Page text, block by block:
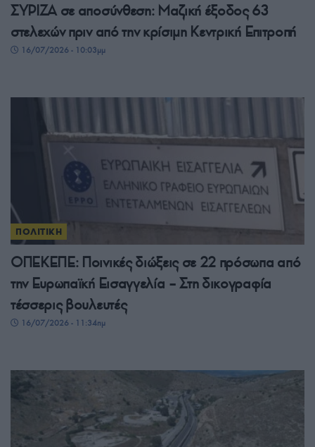
ΣΥΡΙΖΑ σε αποσύνθεση: Μαζική έξοδος 63
στελεχών πριν από την κρίσιμη Κεντρική Επιτροπή
16/07/2026 - 10:03μμ
ΠΟΛΙΤΙΚΗ
ΟΠΕΚΕΠΕ: Ποινικές διώξεις σε 22 πρόσωπα από
την Ευρωπαϊκή Εισαγγελία – Στη δικογραφία
τέσσερις βουλευτές
16/07/2026 - 11:34πμ